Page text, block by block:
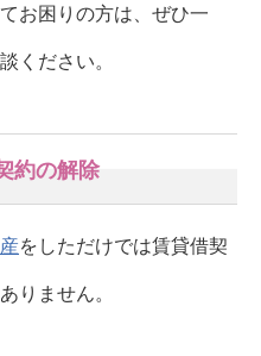
お困りの方は、ぜひ一
ください。
約の解除
をしただけでは賃貸借契
りません。